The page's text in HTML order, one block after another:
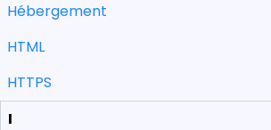
Hébergement
HTML
HTTPS
I